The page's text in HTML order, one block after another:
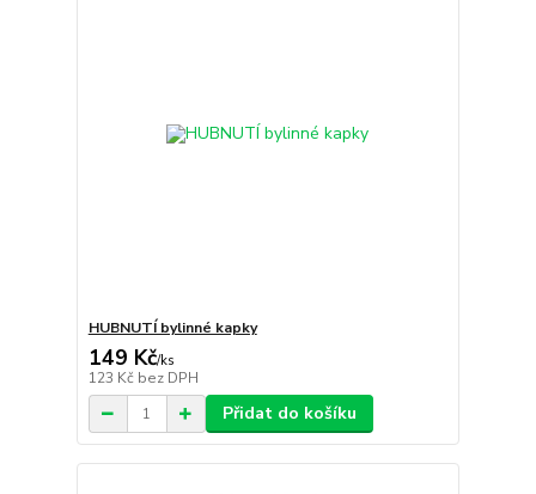
HUBNUTÍ bylinné kapky
149 Kč/ks
123 Kč bez DPH
Přidat do košíku